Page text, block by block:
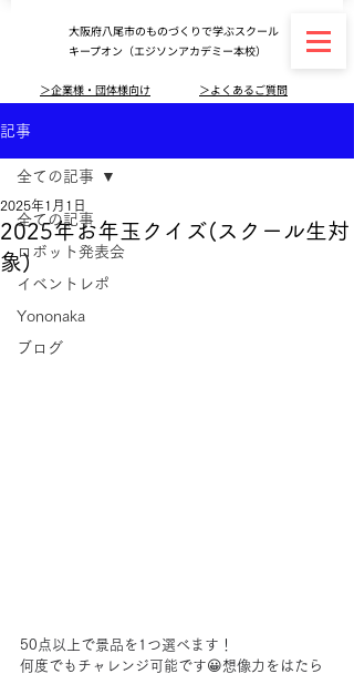
大阪府八尾市のものづくりで学ぶスクール
キープオン（エジソンアカデミー本校）
＞よくあるご質問
＞企業様・団体様向け
記事
全ての記事
ロボット発表会
イベントレポ
Yononaka
ブログ
全ての記事
2025年お年玉クイズ(スクール生対
象)
2025年1月1日
50点以上で景品を1つ選べます！
何度でもチャレンジ可能です😀想像力をはたら